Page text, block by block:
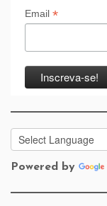
Email *
Powered by